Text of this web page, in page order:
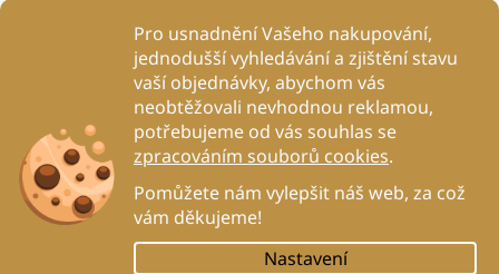
Pro usnadnění Vašeho nakupování,
jednodušší vyhledávání a zjištění stavu
vaší objednávky, abychom vás
neobtěžovali nevhodnou reklamou,
potřebujeme od vás souhlas se
zpracováním souborů cookies.
Pomůžete nám vylepšit náš web, za což
vám děkujeme!
Nastavení
Obchodní podmínky
Podmínky ochrany osobních údajů
Proč to děláme?
Blog
DogRehab